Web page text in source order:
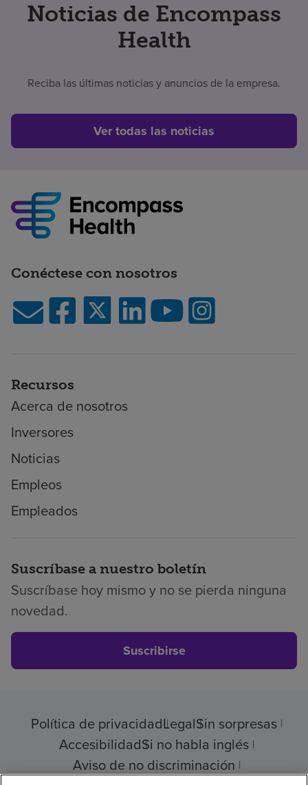
Noticias de Encompass
Health
Reciba las últimas noticias y anuncios de la empresa.
Ver todas las noticias
Conéctese con nosotros
Recursos
Acerca de nosotros
Inversores
Noticias
Empleos
Empleados
Suscríbase a nuestro boletín
Suscríbase hoy mismo y no se pierda ninguna
novedad.
Suscribirse
Política de privacidadLegalSin sorpresas
AccesibilidadSi no habla inglés
Aviso de no discriminación